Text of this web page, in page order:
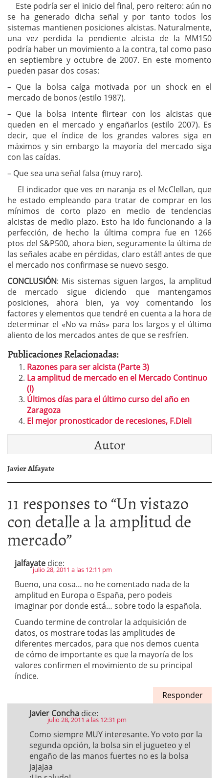
Este podría ser el inicio del final, pero reitero: aún no
se ha generado dicha señal y por tanto todos los
sistemas mantienen posiciones alcistas. Naturalmente,
una vez perdida la pendiente alcista de la MM150
podría haber un movimiento a la contra, tal como paso
en septiembre y octubre de 2007. En este momento
pueden pasar dos cosas:
– Que la bolsa caíga motivada por un shock en el
mercado de bonos (estilo 1987).
– Que la bolsa intente flirtear con los alcistas que
queden en el mercado y engañarlos (estilo 2007). Es
decir, que el índice de los grandes valores siga en
máximos y sin embargo la mayoría del mercado siga
con las caídas.
– Que sea una señal falsa (muy raro).
El indicador que ves en naranja es el McClellan, que
he estado empleando para tratar de comprar en los
mínimos de corto plazo en medio de tendencias
alcistas de medio plazo. Esto ha ido funcionando a la
perfección, de hecho la última compra fue en 1266
ptos del S&P500, ahora bien, seguramente la última de
las señales acabe en pérdidas, claro está!! antes de que
el mercado nos confirmase se nuevo sesgo.
CONCLUSIÓN: Mis sistemas siguen largos, la amplitud
de mercado sigue diciendo que mantengamos
posiciones, ahora bien, ya voy comentando los
factores y elementos que tendré en cuenta a la hora de
determinar el «No va más» para los largos y el último
aliento de los mercados antes de que se resfríen.
Publicaciones Relacionadas:
Razones para ser alcista (Parte 3)
La amplitud de mercado en el Mercado Continuo
(I)
Últimos días para el último curso del año en
Zaragoza
El mejor pronosticador de recesiones, F.Dieli
Autor
Javier Alfayate
11 responses to “Un vistazo
con detalle a la amplitud de
mercado”
jalfayate dice:
julio 28, 2011 a las 12:11 pm
Bueno, una cosa… no he comentado nada de la
amplitud en Europa o España, pero podeis
imaginar por donde está… sobre todo la española.
Cuando termine de controlar la adquisición de
datos, os mostrare todas las amplitudes de
diferentes mercados, para que nos demos cuenta
de cómo de importante es que la mayoría de los
valores confirmen el movimiento de su principal
índice.
Responder
Javier Concha dice:
julio 28, 2011 a las 12:31 pm
Como siempre MUY interesante. Yo voto por la
segunda opción, la bolsa sin el jugueteo y el
engaño de las manos fuertes no es la bolsa
jajajaa